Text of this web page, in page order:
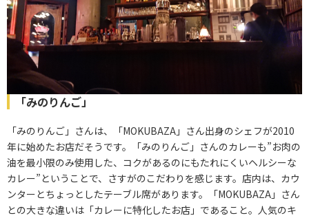
「みのりんご」
「みのりんご」さんは、「MOKUBAZA」さん出身のシェフが2010
年に始めたお店だそうです。「みのりんご」さんのカレーも”お肉の
油を最小限のみ使用した、コクがあるのにもたれにくいヘルシーな
カレー”ということで、さすがのこだわりを感じます。店内は、カウ
ンターとちょっとしたテーブル席があります。「MOKUBAZA」さん
との大きな違いは「カレーに特化したお店」であること。人気のキ